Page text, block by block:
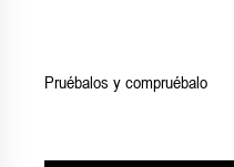
Pruébalos y compruébalo